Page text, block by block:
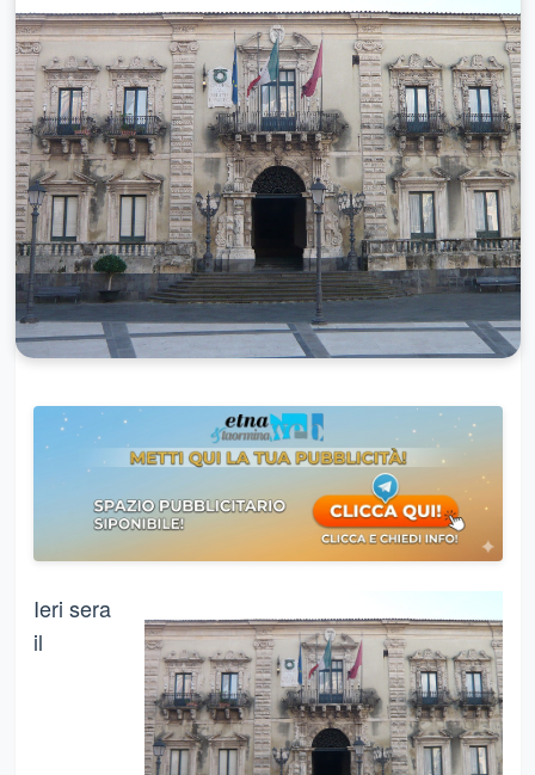
Ieri sera
il